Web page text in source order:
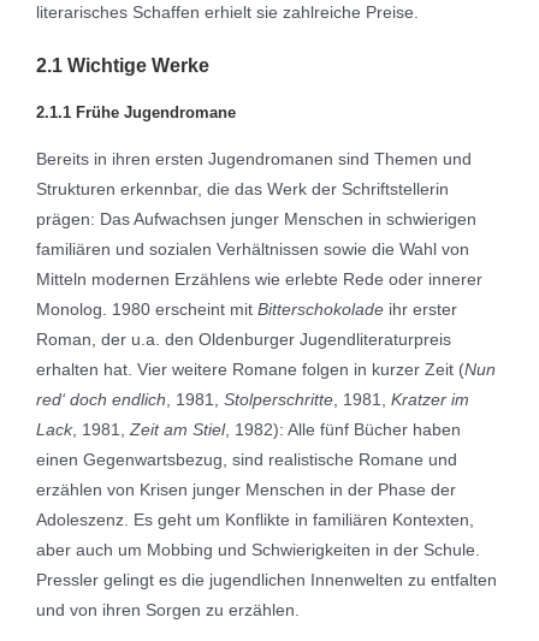
literarisches Schaffen erhielt sie zahlreiche Preise.
2.1 Wichtige Werke
2.1.1 Frühe Jugendromane
Bereits in ihren ersten Jugendromanen sind Themen und
Strukturen erkennbar, die das Werk der Schriftstellerin
prägen: Das Aufwachsen junger Menschen in schwierigen
familiären und sozialen Verhältnissen sowie die Wahl von
Mitteln modernen Erzählens wie erlebte Rede oder innerer
Monolog. 1980 erscheint mit Bitterschokolade ihr erster
Roman, der u.a. den Oldenburger Jugendliteraturpreis
erhalten hat. Vier weitere Romane folgen in kurzer Zeit (Nun
red‘ doch endlich, 1981, Stolperschritte, 1981, Kratzer im
Lack, 1981,Zeit am Stiel, 1982): Alle fünf Bücher haben
einen Gegenwartsbezug, sind realistische Romane und
erzählen von Krisen junger Menschen in der Phase der
Adoleszenz. Es geht um Konflikte in familiären Kontexten,
aber auch um Mobbing und Schwierigkeiten in der Schule.
Pressler gelingt es die jugendlichen Innenwelten zu entfalten
und von ihren Sorgen zu erzählen.